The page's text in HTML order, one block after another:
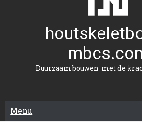
Duurzaam bouwen, met de
Menu